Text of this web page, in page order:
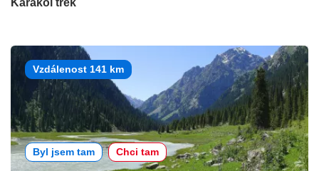
Karakol trek
Vzdálenost 141 km
Byl jsem tam Chci tam